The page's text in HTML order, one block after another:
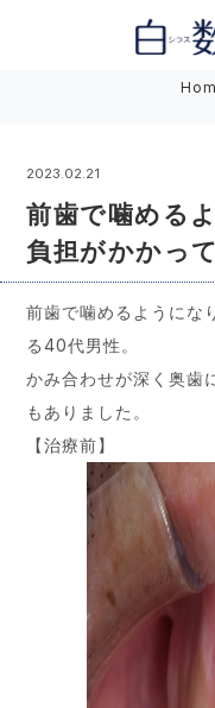
み合わせを考えた
2023.02.21
前歯で噛める
負担がかかって
前歯で噛めるようにな
る40代男性。
かみ合わせが深く奥歯
もありました。
【治療前】